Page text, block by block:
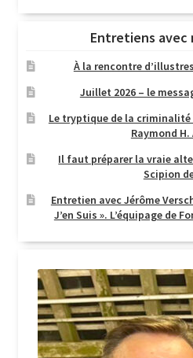
Entretiens avec
À la rencontre
Juillet 2026 – le
Le tryptique de la
Raymond H.
Il faut préparer la vraie
Scipion
Entretien avec Jérôme
J’en Suis ». L’équipage de